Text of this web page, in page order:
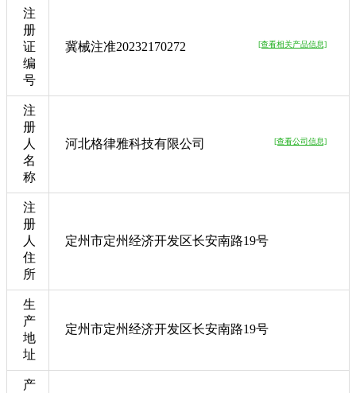
注
册
证
编
号
冀械注准20232170272 [查看相关产品信息]
注
册
人
名
称
河北格律雅科技有限公司 [查看公司信息]
注
册
人
住
所
定州市定州经济开发区长安南路19号
生
产
地
址
定州市定州经济开发区长安南路19号
产